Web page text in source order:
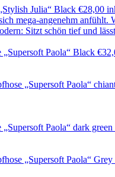
Julia“ Black €28,00
„Supersoft Paola“ Black €
„Supersoft Paola“
„Supersoft Paola“ dark green
„Supersoft Paola“ Grey